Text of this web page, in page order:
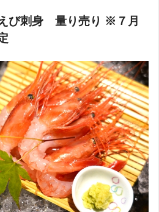
び刺身 量り売り ※ ７月